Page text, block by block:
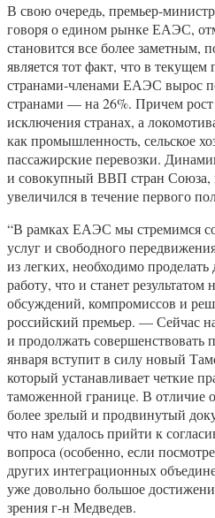
В свою очередь, премьер-
говоря о едином рынке ЕАЭС,
становится все более заметным,
является тот факт, что в
странами-членами ЕАЭС вырос
странами — на 26%. Причем рост
исключения странах, а
как промышленность, сельское
пассажирские перевозки.
и совокупный ВВП стран Союза,
увеличился в течение первого
“В рамках ЕАЭС мы стремимся
услуг и свободного
из легких, необходимо
работу, что и станет
обсуждений, компромиссов и
российский премьер. — Сейчас
и продолжать совершенствовать
января вступит в силу новый
который устанавливает четкие
таможенной границе. В отличие
более зрелый и продвинутый
что нам удалось прийти к
вопроса (особенно, если
других интеграционных
уже довольно большое
зрения г-н Медведев.